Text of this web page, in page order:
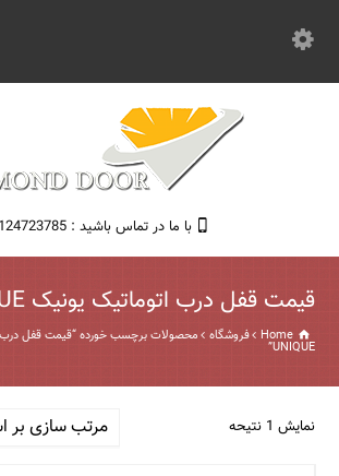
با ما در تماس باشید : 09124723785
قیمت قفل درب اتوماتیک یونیک UNIQUE
Home فروشگاه محصولات برچسب خورده “قیمت قفل درب
UNIQUE”
نمایش 1 نتیحه مرتب سازی بر